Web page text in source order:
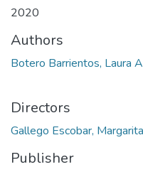
2020
Authors
Botero Barrientos, Laura
Directors
Gallego Escobar,
Publisher